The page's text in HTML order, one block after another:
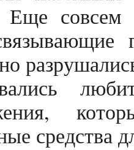
Еще
средства